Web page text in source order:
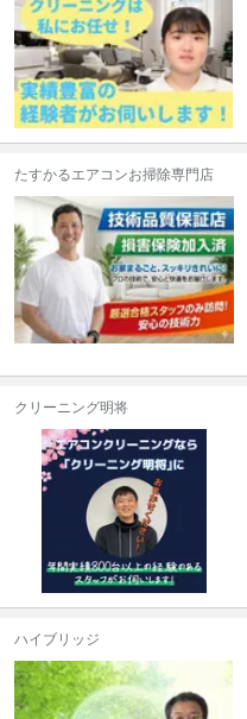
たすかるエアコンお掃除専門店
クリーニング明将
ハイブリッジ